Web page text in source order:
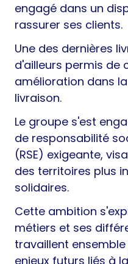
engagé dans un
rassurer ses clients.
Une des dernières
d'ailleurs permis de
amélioration dans
livraison.
Le groupe s'est
de responsabilité
(RSE) exigeante,
des territoires plus
solidaires.
Cette ambition
métiers et ses
travaillent
enjeux futurs liés à